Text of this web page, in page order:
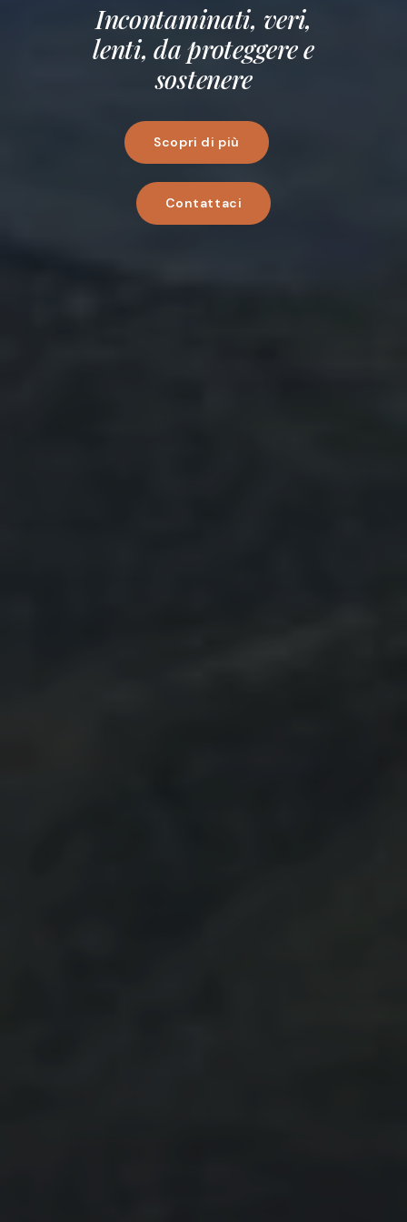
Incontaminati, veri,
lenti, da proteggere e
sostenere
Scopri di più
Contattaci